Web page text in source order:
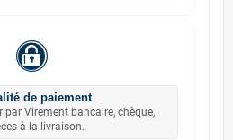
de paiement
par Virement bancaire, chèque,
à la livraison.